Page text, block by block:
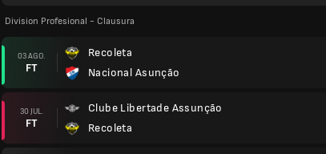
Division Profesional - Clausura
03 AGO.
FT
Recoleta
Nacional Asunção
30 JUL.
FT
Clube Libertade Assunção
Recoleta